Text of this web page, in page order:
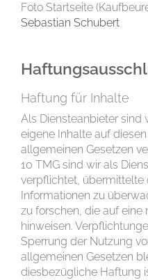
Foto Startseite
Sebastian Schubert
Haftung für Inhalte
Als Diensteanbieter sind
eigene Inhalte auf
allgemeinen Gesetzen
10 TMG sind wir als
verpflichtet,
Informationen zu
zu forschen, die auf eine
hinweisen.
Sperrung der Nutzung
allgemeinen Gesetzen
diesbezügliche Haftung